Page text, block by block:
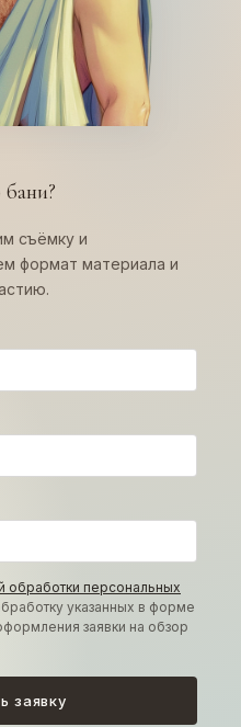
съёмку и
формат материала и
обработки персональных
указанных в форме
заявки на обзор
заявку